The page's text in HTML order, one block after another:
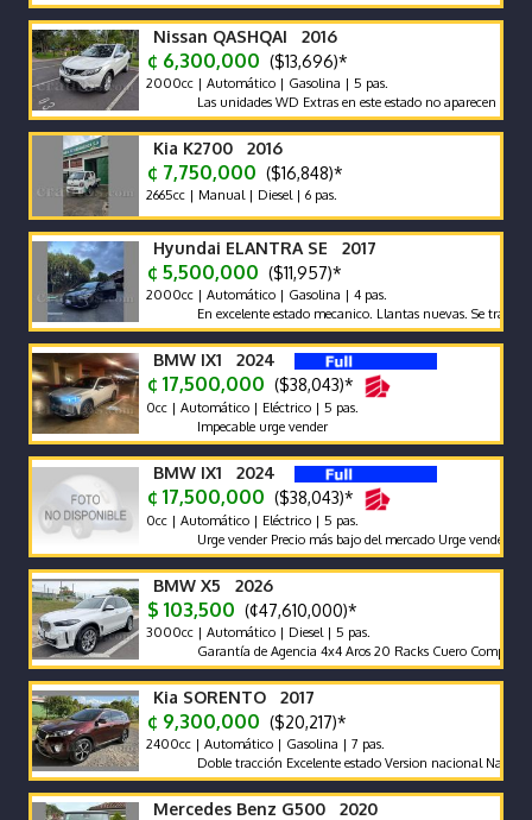
Nissan QASHQAI 2016
¢ 6,300,000 ($13,696)*
2000cc | Automático | Gasolina | 5 pas.
Las unidades WD Extras en este estado no aparecen con
Kia K2700 2016
¢ 7,750,000 ($16,848)*
2665cc | Manual | Diesel | 6 pas.
Hyundai ELANTRA SE 2017
¢ 5,500,000 ($11,957)*
2000cc | Automático | Gasolina | 4 pas.
En excelente estado mecanico. Llantas nuevas. Se traspasa
BMW IX1 2024
¢ 17,500,000 ($38,043)*
0cc | Automático | Eléctrico | 5 pas.
Impecable urge vender
BMW IX1 2024
¢ 17,500,000 ($38,043)*
0cc | Automático | Eléctrico | 5 pas.
Urge vender Precio más bajo del mercado Urge vender
BMW X5 2026
$ 103,500 (¢47,610,000)*
3000cc | Automático | Diesel | 5 pas.
Garantía de Agencia 4x4 Aros 20 Racks Cuero Compuerta
Kia SORENTO 2017
¢ 9,300,000 ($20,217)*
2400cc | Automático | Gasolina | 7 pas.
Doble tracción Excelente estado Version nacional Nada que
Mercedes Benz G500 2020